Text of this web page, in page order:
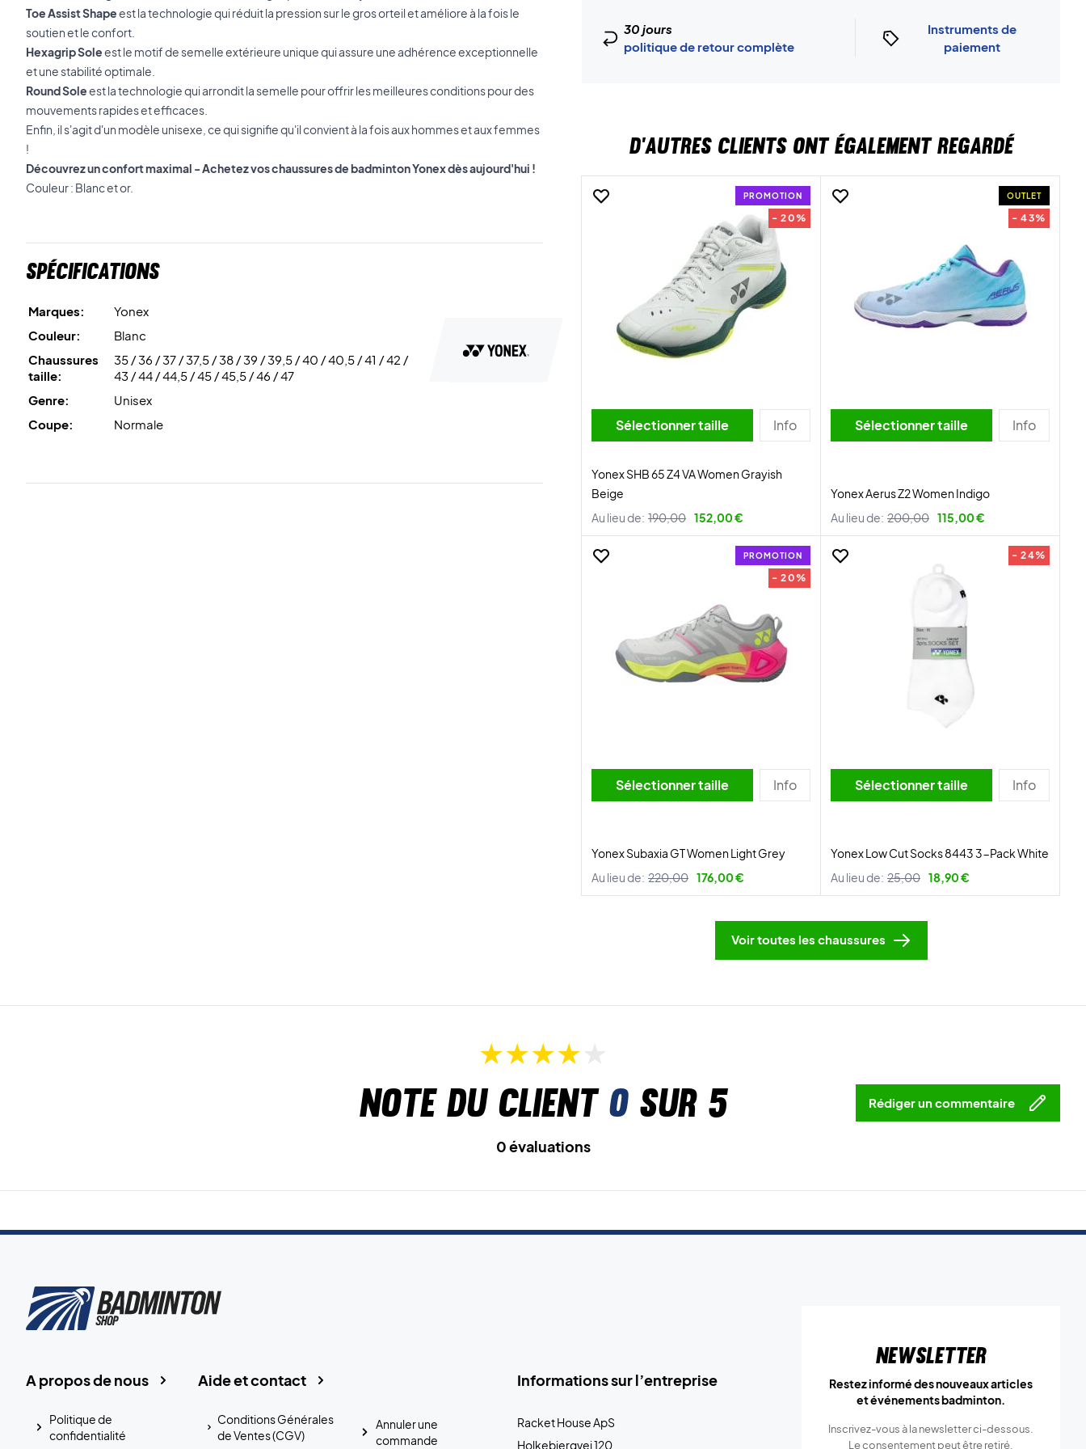
Toe Assist Shapeest la technologie qui réduit la pression sur le gros orteil et améliore à la fois le
soutien et le confort.
Hexagrip Soleest le motif de semelle extérieure unique qui assure une adhérence exceptionnelle
et une stabilité optimale.
Round Soleest la technologie qui arrondit la semelle pour offrir les meilleures conditions pour des
mouvements rapides et efficaces.
Enfin, il s'agit d'un modèle unisexe, ce qui signifie qu'il convient à la fois aux hommes et aux femmes
!
Découvrez un confort maximal - Achetez vos chaussures de badminton Yonex dès aujourd'hui !
Couleur : Blanc et or.
Spécifications
Marques:
Yonex
Couleur:
Blanc
Chaussures
taille:
35 / 36 / 37 / 37,5 / 38 / 39 / 39,5 / 40 / 40,5 / 41 / 42 /
43 / 44 / 44,5 / 45 / 45,5 / 46 / 47
Genre:
Unisex
Coupe:
Normale
30 jours
politique de retour complète
Instruments de
paiement
D'AUTRES CLIENTS ONT ÉGALEMENT REGARDÉ
PROMOTION
- 20%
Sélectionner taille Info
Yonex SHB 65 Z4 VA Women Grayish
Beige
Au lieu de: 190,00 152,00 €
OUTLET
- 43%
Sélectionner taille Info
Yonex Aerus Z2 Women Indigo
Au lieu de: 200,00 115,00 €
PROMOTION
- 20%
Sélectionner taille Info
Yonex Subaxia GT Women Light Grey
Au lieu de: 220,00 176,00 €
- 24%
Sélectionner taille Info
Yonex Low Cut Socks 8443 3-Pack White
Au lieu de: 25,00 18,90 €
Voir toutes les chaussures
Note du client 0sur 5 Rédiger un commentaire
0 évaluations
Informations sur l’entreprise
Racket House ApS
Holkebjergvej 120
Aide et contact
Conditions Générales
de Ventes (CGV)
Annuler une
commande
A propos de nous
Politique de
confidentialité
Newsletter
Restez informé des nouveaux articles
et événements badminton.
Inscrivez-vous à la newsletter ci-dessous.
Le consentement peut être retiré.